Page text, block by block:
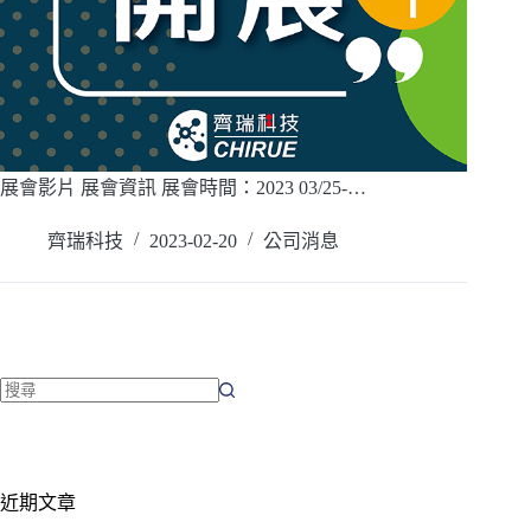
展會影片 展會資訊 展會時間：2023 03/25-…
齊瑞科技 2023-02-20 公司消息
近期文章